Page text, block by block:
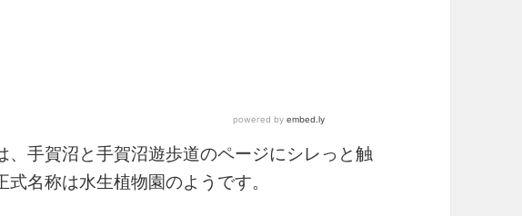
、手賀沼と手賀沼遊歩道のページにシレっと触
名称は水生植物園のようです。